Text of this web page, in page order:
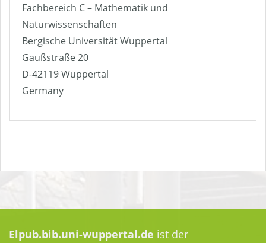
Fachbereich C – Mathematik und
Naturwissenschaften
Bergische Universität Wuppertal
Gaußstraße 20
D-42119 Wuppertal
Germany
Elpub.bib.uni-wuppertal.de ist der